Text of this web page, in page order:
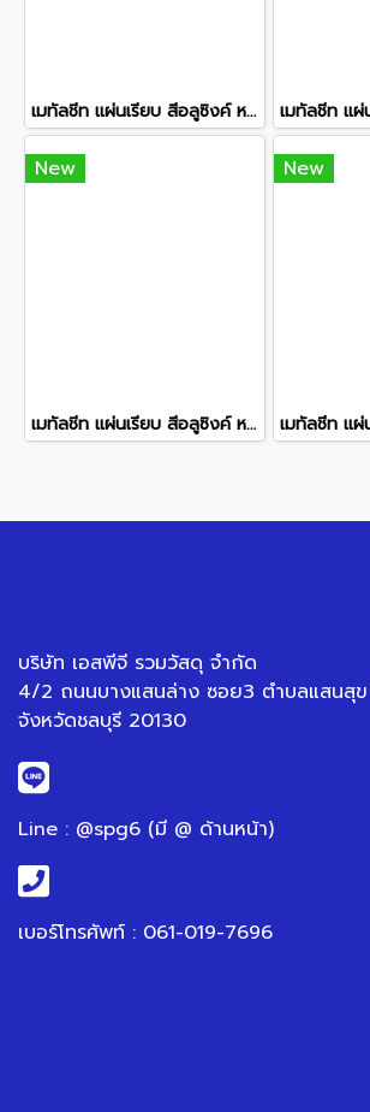
เมทัลชีท แผ่นเรียบ สีอลูซิงค์ หน้ากว้าง 91.4 ซม. ยาว 5.20 ม.
New
เมทัลชีท แผ่นเรียบ สีอลูซิงค์ หน้ากว้าง 91.4 ซม. ยาว 3.20 ม.
New
บริษัท เอสพีจี รวมวัสดุ จำกัด
4/2 ถนนบางแสนล่าง ซอย3 ตำบลแสนสุข
จังหวัดชลบุรี 20130
Line : @spg6 (มี @ ด้านหน้า)
เบอร์โทรศัพท์ : 061-019-7696